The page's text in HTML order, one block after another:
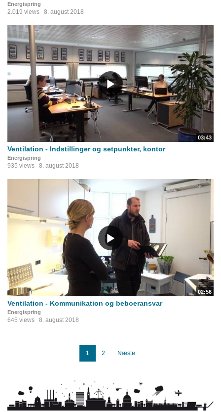
Energispring
2.019 views 8. august 2018
03:43
Ventilation - Indstillinger og setpunkter, kontor
Energispring
935 views 8. august 2018
02:56
Ventilation - Kommunikation og beboeransvar
Energispring
645 views 8. august 2018
1 2 Næste